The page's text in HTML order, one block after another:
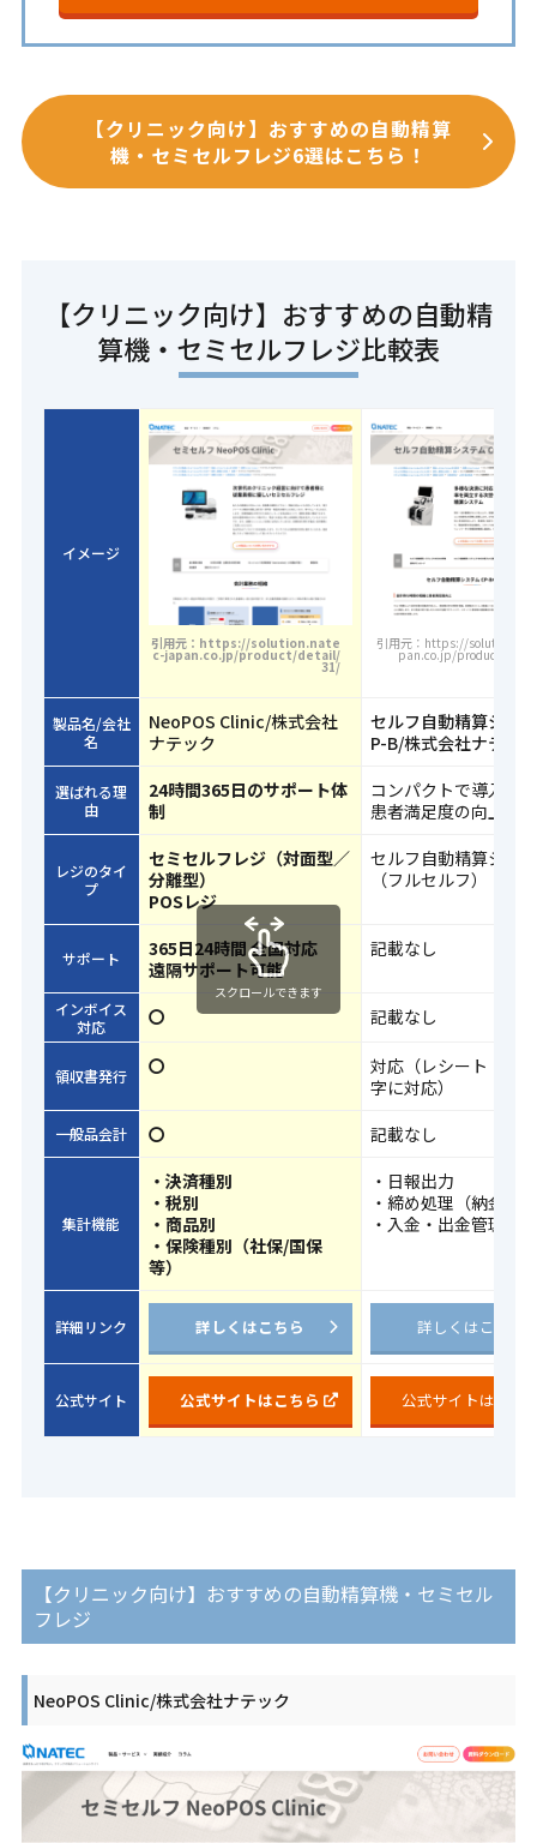
【クリニック向け】おすすめの自動精算
機・セミセルフレジ6選はこちら！
【クリニック向け】おすすめの自動精
算機・セミセルフレジ比較表
イメージ
引用元：https://solution.nate
c-japan.co.jp/product/detail/
31/
引用元：https://
pan.co.jp/product/
製品名/会社
名
NeoPOS Clinic/株式会社
ナテック
セルフ自動精算シス
P-B/株式会社ナテック
選ばれる理
由
24時間365日のサポート体
制
コンパクトで導入し
患者満足度の向上に
レジのタイ
プ
セミセルフレジ（対面型／
分離型）
POSレジ
セルフ自動精算シス
（フルセルフ）
サポート
365日24時間 全国対応
遠隔サポート可能
記載なし
インボイス
対応
〇 記載なし
領収書発行 〇
対応（レシート・領
字に対応）
一般品会計 〇 記載なし
集計機能
・決済種別
・税別
・商品別
・保険種別（社保/国保
等）
・日報出力
・締め処理（納金）
・入金・出金管理
詳細リンク 詳しくはこちら 詳しくはこちら
公式サイト 公式サイトはこちら 公式サイトはこち
スクロールできます
【クリニック向け】おすすめの自動精算機・セミセル
フレジ
NeoPOS Clinic/株式会社ナテック